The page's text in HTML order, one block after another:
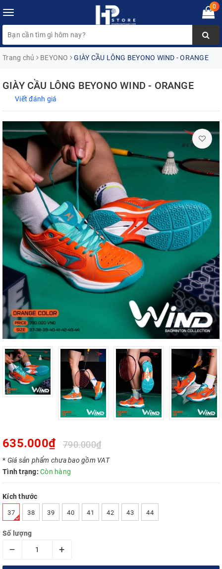
Toggle
navigation
0
Trang chủ BEYONO GIÀY CẦU LÔNG BEYONO WIND - ORANGE
GIÀY CẦU LÔNG BEYONO WIND - ORANGE
Viết đánh giá
635.000₫ 790.000₫
* Giá sản phẩm chưa bao gồm VAT
Tình trạng: Còn hàng
Kích thước
37 38 39 40 41 42 43 44
Số lượng
– +